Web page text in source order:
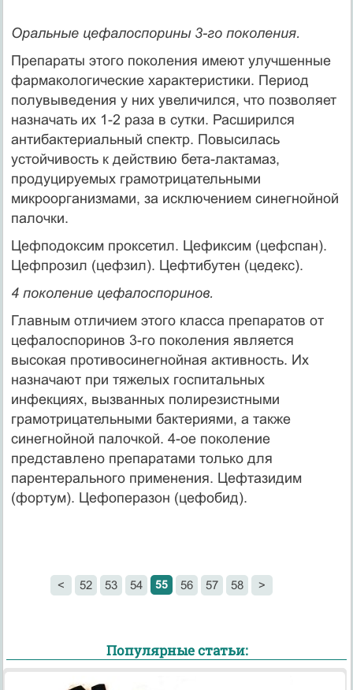
Оральные цефалоспорины 3-го поколения.
Препараты этого поколения имеют улучшенные
фармакологические характеристики. Период
полувыведения у них увеличился, что позволяет
назначать их 1-2 раза в сутки. Расширился
антибактериальный спектр. Повысилась
устойчивость к действию бета-лактамаз,
продуцируемых грамотрицательными
микроорганизмами, за исключением синегнойной
палочки.
Цефподоксим проксетил. Цефиксим (цефспан).
Цефпрозил (цефзил). Цефтибутен (цедекс).
4 поколение цефалоспоринов.
Главным отличием этого класса препаратов от
цефалоспоринов 3-го поколения является
высокая противосинегнойная активность. Их
назначают при тяжелых госпитальных
инфекциях, вызванных полирезистными
грамотрицательными бактериями, а также
синегнойной палочкой. 4-ое поколение
представлено препаратами только для
парентерального применения. Цефтазидим
(фортум). Цефоперазон (цефобид).
< 52 53 54 55 56 57 58 >
Популярные статьи: